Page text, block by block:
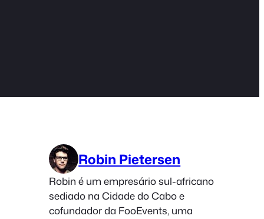
Robin Pietersen
Robin é um empresário sul-africano
sediado na Cidade do Cabo e
cofundador da FooEvents, uma